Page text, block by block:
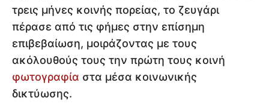
τρεις μήνες κοινής πορείας, το ζευγάρι
πέρασε από τις φήμες στην επίσημη
επιβεβαίωση, μοιράζοντας με τους
ακόλουθούς τους την πρώτη τους κοινή
φωτογραφία στα μέσα κοινωνικής
δικτύωσης.